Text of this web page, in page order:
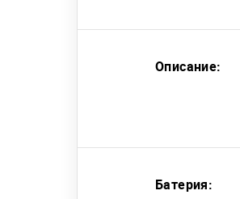
Описание:
Батерия: